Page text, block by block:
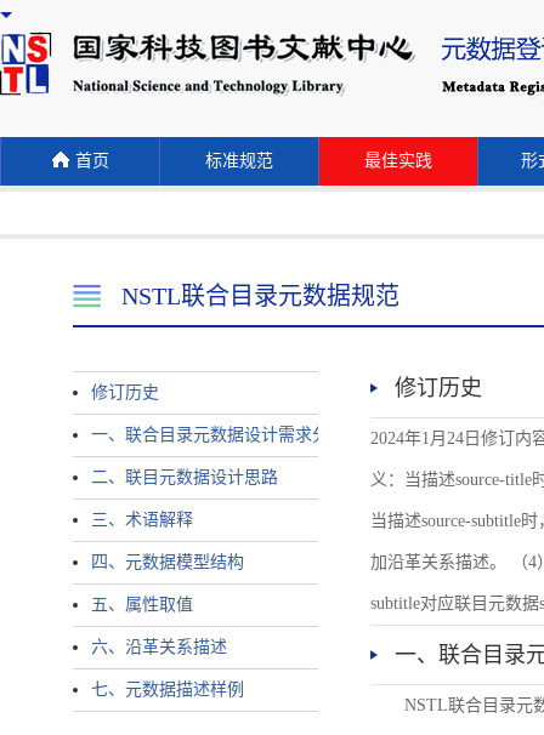
首页 标准规范 最佳实践 形
NSTL联合目录元数据规范
修订历史
一、联合目录元数据设计需求分析
二、联目元数据设计思路
三、术语解释
四、元数据模型结构
五、属性取值
六、沿革关系描述
七、元数据描述样例
修订历史
2024年1月24日修订内
义：当描述source-title
当描述source-subtitle
加沿革关系描述。 （4
subtitle对应联目元数据
一、联合目录
NSTL联合目录元